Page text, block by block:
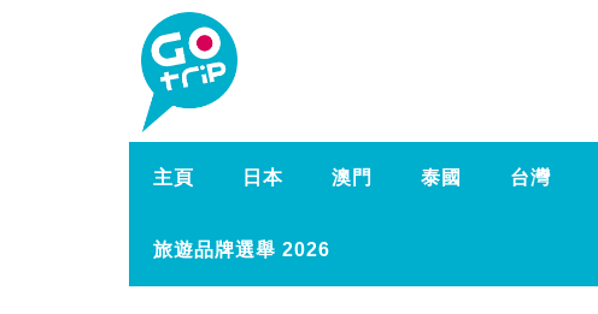
主頁 日本 澳門 泰國 台灣
旅遊品牌選舉 2026